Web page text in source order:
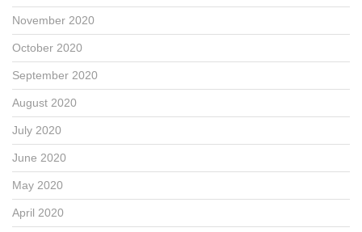
November 2020
October 2020
September 2020
August 2020
July 2020
June 2020
May 2020
April 2020